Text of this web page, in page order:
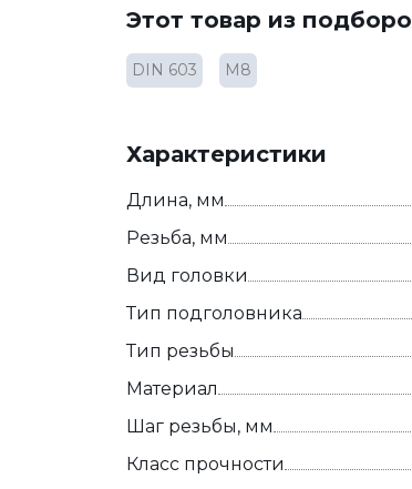
Этот товар из
DIN 603 М8
Характеристики
Длина, мм
Резьба, мм
Вид головки
Тип подголовника
Тип резьбы
Материал
Шаг резьбы, мм
Класс прочности